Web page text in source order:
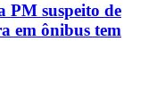
PM suspeito de
em ônibus tem